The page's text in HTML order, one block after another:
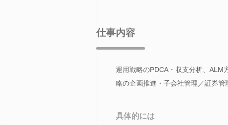
仕事内容
運用戦略のPDCA・収支分析、ALM
略の企画推進・子会社管理／証券管
具体的には